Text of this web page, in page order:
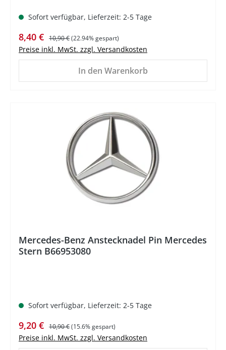
Sofort verfügbar, Lieferzeit: 2-5 Tage
Verkaufspreis:
8,40 € Regulärer Preis:
10,90 €(22.94% gespart)
Preise inkl. MwSt. zzgl. Versandkosten
In den Warenkorb
Mercedes-Benz Anstecknadel Pin Mercedes
Stern B66953080
Sofort verfügbar, Lieferzeit: 2-5 Tage
Verkaufspreis:
9,20 € Regulärer Preis:
10,90 €(15.6% gespart)
Preise inkl. MwSt. zzgl. Versandkosten